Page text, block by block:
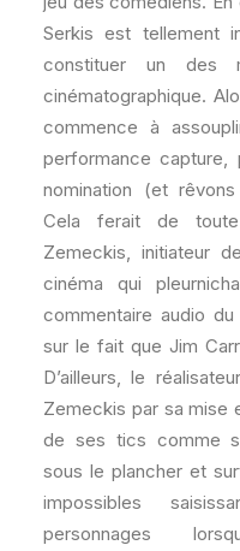
Serkis est tellement
constituer un des
cinématographique.
commence à
performance capture,
nomination (et
Cela ferait de
Zemeckis, initiateur
cinéma qui
commentaire audio du
sur le fait que Jim
D’ailleurs, le
Zemeckis par sa mise
de ses tics comme
sous le plancher et
impossibles
personnages